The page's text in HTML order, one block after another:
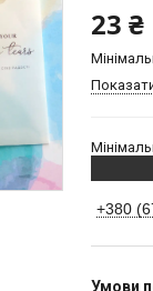
23 ₴
+380